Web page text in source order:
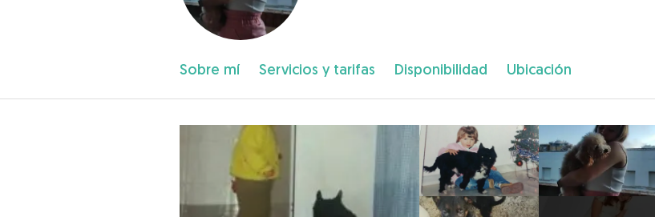
Sobre mí Servicios y tarifas Disponibilidad Ubicación